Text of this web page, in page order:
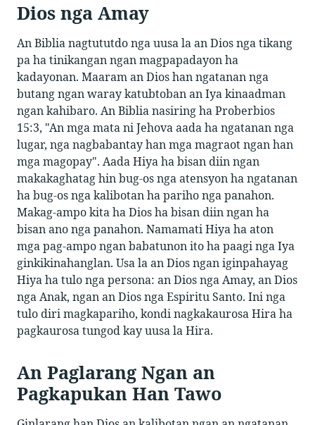
Dios nga Amay
An Biblia nagtututdo nga uusa la an Dios nga tikang
pa ha tinikangan ngan magpapadayon ha
kadayonan. Maaram an Dios han ngatanan nga
butang ngan waray katubtoban an Iya kinaadman
ngan kahibaro. An Biblia nasiring ha Proberbios
15:3, "An mga mata ni Jehova aada ha ngatanan nga
lugar, nga nagbabantay han mga magraot ngan han
mga magopay". Aada Hiya ha bisan diin ngan
makakaghatag hin bug-os nga atensyon ha ngatanan
ha bug-os nga kalibotan ha pariho nga panahon.
Makag-ampo kita ha Dios ha bisan diin ngan ha
bisan ano nga panahon. Namamati Hiya ha aton
mga pag-ampo ngan babatunon ito ha paagi nga Iya
ginkikinahanglan. Usa la an Dios ngan iginpahayag
Hiya ha tulo nga persona: an Dios nga Amay, an Dios
nga Anak, ngan an Dios nga Espiritu Santo. Ini nga
tulo diri magkapariho, kondi nagkakaurosa Hira ha
pagkaurosa tungod kay uusa la Hira.
An Paglarang Ngan an
Pagkapukan Han Tawo